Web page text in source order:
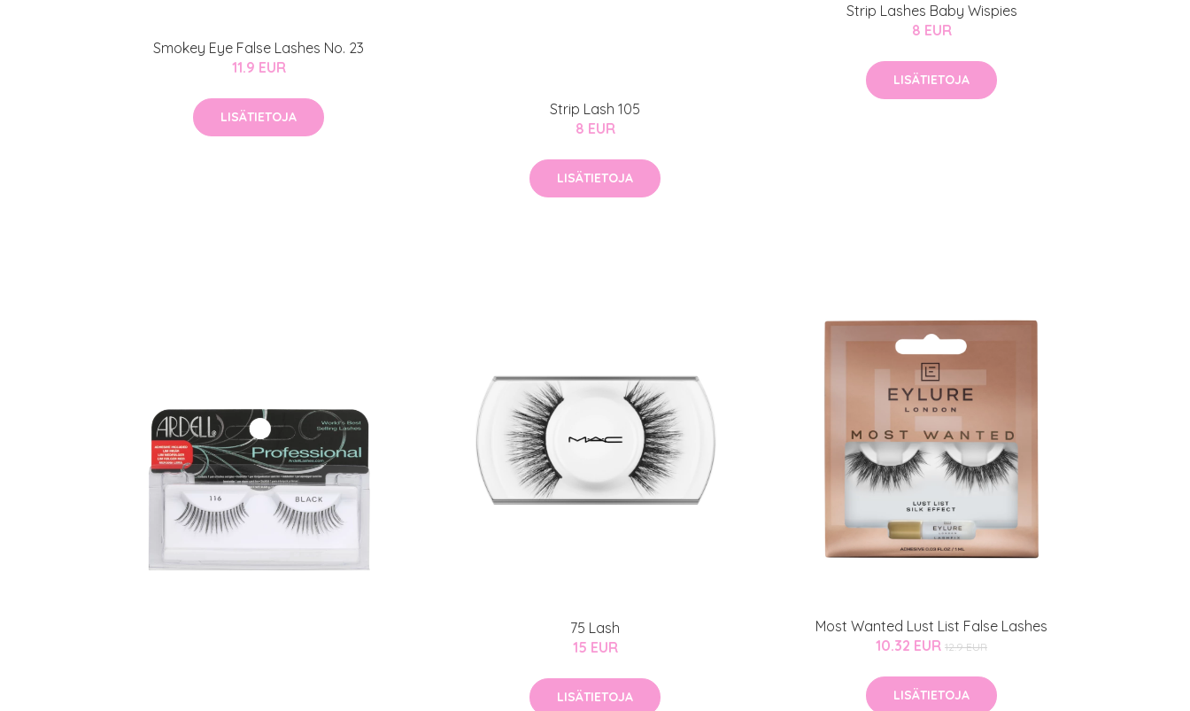
Smokey Eye False Lashes No. 23
11.9 EUR
LISÄTIETOJA
Strip Lash 105
8 EUR
LISÄTIETOJA
Strip Lashes Baby Wispies
8 EUR
LISÄTIETOJA
75 Lash
15 EUR
LISÄTIETOJA
Most Wanted Lust List False Lashes
10.32 EUR 12.9 EUR
LISÄTIETOJA
Erikoistarjous
Sponsoriltamme
IdealofMeD Kauppa
Kaikki IdealofMeDin tuotteet -20 %!
Varaa konsultaatio